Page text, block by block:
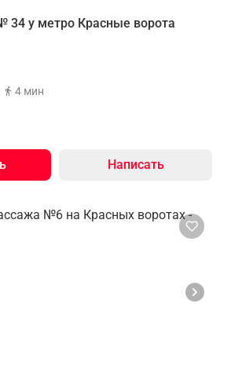
34 у метро Красные ворота
4 мин
Написать